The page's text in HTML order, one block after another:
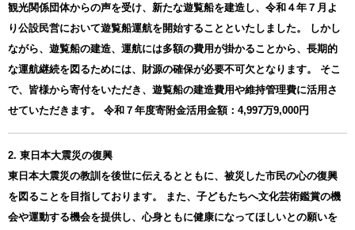
観光関係団体からの声を受け、新たな遊覧船を建造し、令和４年７月よ
り公設民営において遊覧船運航を開始することといたしました。 しかし
ながら、遊覧船の建造、運航には多額の費用が掛かることから、長期的
な運航継続を図るためには、財源の確保が必要不可欠となります。 そこ
で、皆様から寄付をいただき、遊覧船の建造費用や維持管理費に活用さ
せていただきます。 令和７年度寄附金活用金額：4,997万9,000円
2. 東日本大震災の復興
東日本大震災の教訓を後世に伝えるとともに、被災した市民の心の復興
を図ることを目指しております。 また、子どもたちへ文化芸術鑑賞の機
会や運動する機会を提供し、心身ともに健康になってほしいとの願いを